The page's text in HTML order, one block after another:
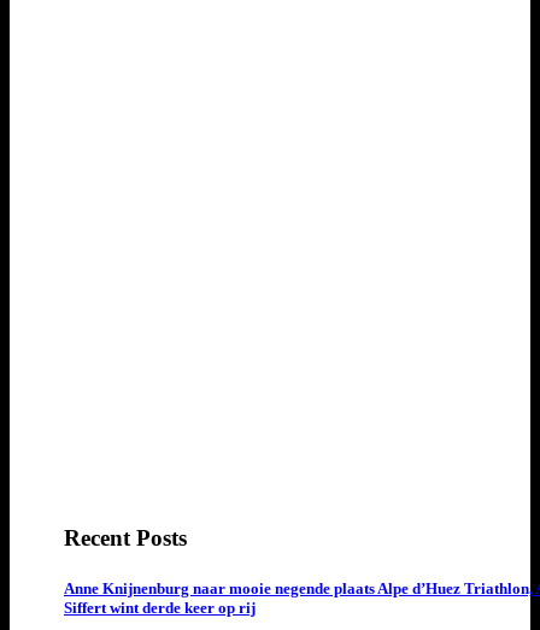
Recent Posts
Anne Knijnenburg naar mooie negende plaats Alpe d’Huez Triathlon,
Siffert wint derde keer op rij